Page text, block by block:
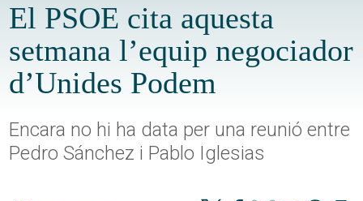
El PSOE cita aquesta
setmana l’equip negociador
d’Unides Podem
Encara no hi ha data per una reunió entre
Pedro Sánchez i Pablo Iglesias